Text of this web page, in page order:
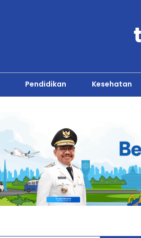
Pendidikan Kesehatan